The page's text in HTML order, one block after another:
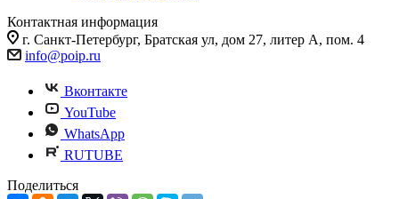
Контактная информация
г. Санкт-Петербург, Братская ул, дом 27, литер А, пом. 4
info@poip.ru
Вконтакте
YouTube
WhatsApp
RUTUBE
Поделиться